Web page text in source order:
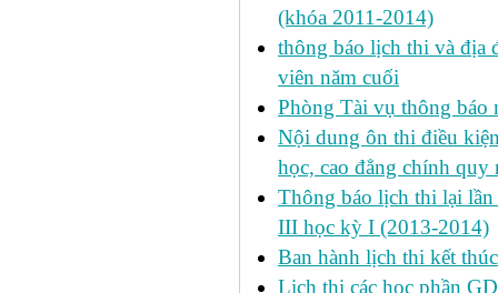
(khóa 2011-2014)
thông báo lịch thi và địa
viên năm cuối
Phòng Tài vụ thông báo
Nội dung ôn thi điều
học, cao đẳng chính quy
Thông báo lịch thi lại
III học kỳ I (2013-2014)
Ban hành lịch thi kết
Lịch thi các học phần